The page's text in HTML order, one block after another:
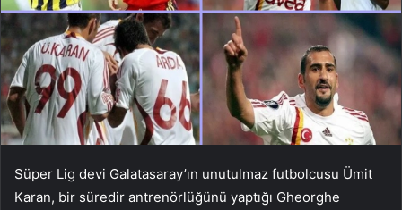
Süper Lig devi Galatasaray’ın unutulmaz futbolcusu Ümit
Karan, bir süredir antrenörlüğünü yaptığı Gheorghe